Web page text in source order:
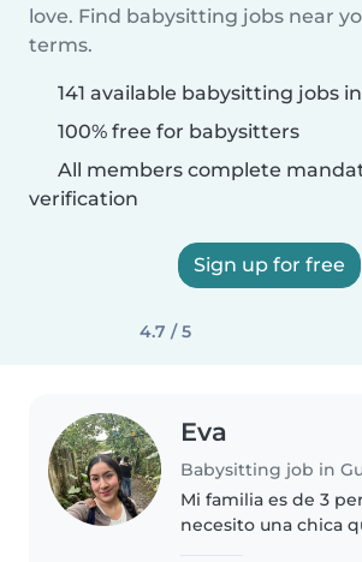
love. Find babysitting jobs near
terms.
141 available babysitting jobs
100% free for babysitters
All members complete
verification
Sign up for free
4.7 / 5
Eva
Mi familia es de 3
necesito una chica